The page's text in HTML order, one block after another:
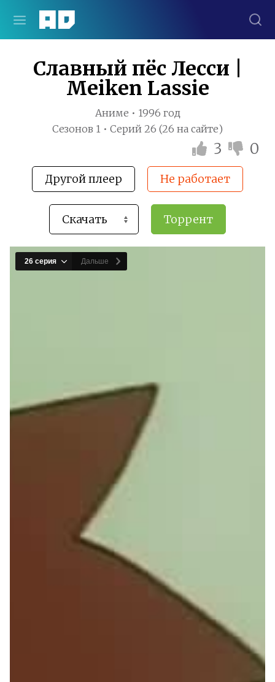
Славный пёс Лесси |
Meiken Lassie
Аниме • 1996 год
Сезонов 1 • Серий 26 (26 на сайте)
3 0
Другой плеер Не работает
Торрент